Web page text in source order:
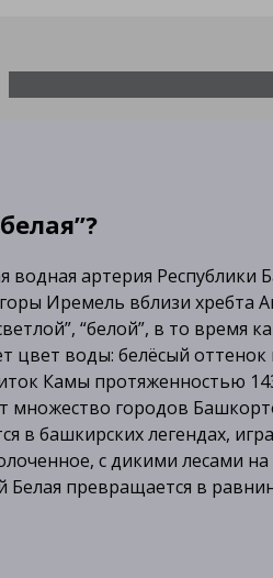
водная артерия
Иремель вблизи хребта
“белой”, в то
цвет воды: белёсый
Камы протяженностью
множество городов
в башкирских легендах,
с дикими лесами
Белая превращается в